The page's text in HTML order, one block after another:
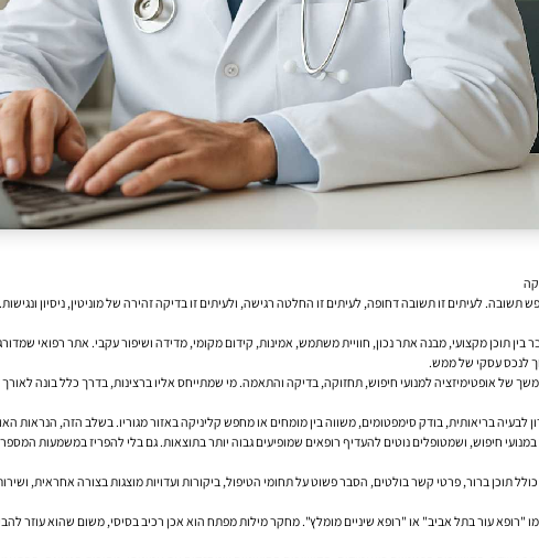
לעיתים זו תשובה דחופה, לעיתים זו החלטה רגישה, ולעיתים זו בדיקה זהירה של מוניטין, ניסיון
בין תוכן מקצועי, מבנה אתר נכון, חוויית משתמש, אמינות, קידום מקומי, מדידה ושיפור עקבי. אתר רפואי
לנכס עסקי של ממש.
של אופטימיזציה למנועי חיפוש, תחזוקה, בדיקה והתאמה. מי שמתייחס אליו ברצינות, בדרך כלל בונה
בריאותית, בודק סימפטומים, משווה בין מומחים או מחפש קליניקה באזור מגוריו. בשלב הזה, הנראות
חיפוש, ושמטופלים נוטים להעדיף רופאים שמופיעים גבוה יותר בתוצאות. גם בלי להפריז במשמעות
תוכן ברור, פרטי קשר בולטים, הסבר פשוט על תחומי הטיפול, ביקורות ועדויות מוצגות בצורה אחראית,
"רופא עור בתל אביב" או "רופא שיניים מומלץ". מחקר מילות מפתח הוא אכן רכיב בסיסי, משום שהוא